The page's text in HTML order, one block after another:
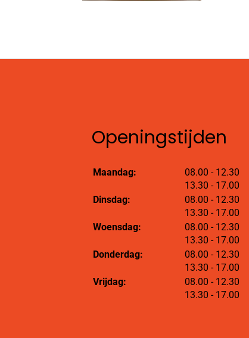
Openingstijden
Maandag: 08.00 tot
- 12.30
13.30 tot
- 17.00
Dinsdag:
08.00 tot
- 12.30
13.30 tot
- 17.00
Woensdag:
08.00 tot
- 12.30
13.30 tot
- 17.00
Donderdag:
08.00 tot
- 12.30
13.30 tot
- 17.00
Vrijdag:
08.00 tot
- 12.30
13.30 tot
- 17.00